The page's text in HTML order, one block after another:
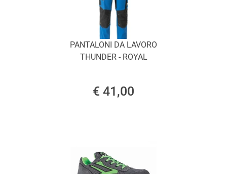
PANTALONI DA LAVORO
THUNDER - ROYAL
€ 41,00